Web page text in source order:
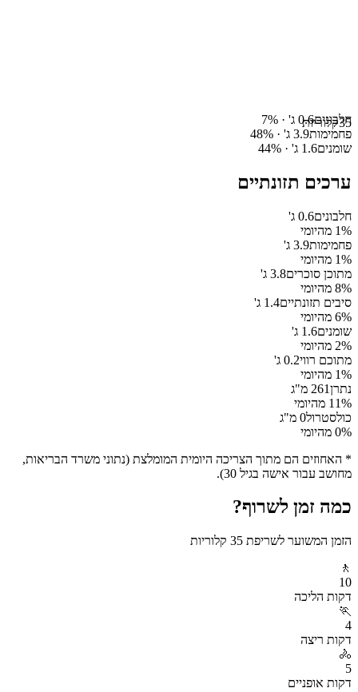
35קלוריות
חלבונים0.6 ג' · 7%
פחמימות3.9 ג' · 48%
שומנים1.6 ג' · 44%
ערכים תזונתיים
חלבונים0.6 ג'
1% מהיומי
פחמימות3.9 ג'
1% מהיומי
מתוכן סוכרים3.8 ג'
8% מהיומי
סיבים תזונתיים1.4 ג'
6% מהיומי
שומנים1.6 ג'
2% מהיומי
מתוכם רווי0.2 ג'
1% מהיומי
נתרן261 מ"ג
11% מהיומי
כולסטרול0 מ"ג
0% מהיומי
* האחוזים הם מתוך הצריכה היומית המומלצת (נתוני משרד הבריאות,
מחושב עבור אישה בגיל 30).
כמה זמן לשרוף?
הזמן המשוער לשריפת 35 קלוריות
🚶
10
דקות הליכה
🏃
4
דקות ריצה
🚴
5
דקות אופניים